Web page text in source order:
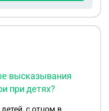
высказывания
при детях?